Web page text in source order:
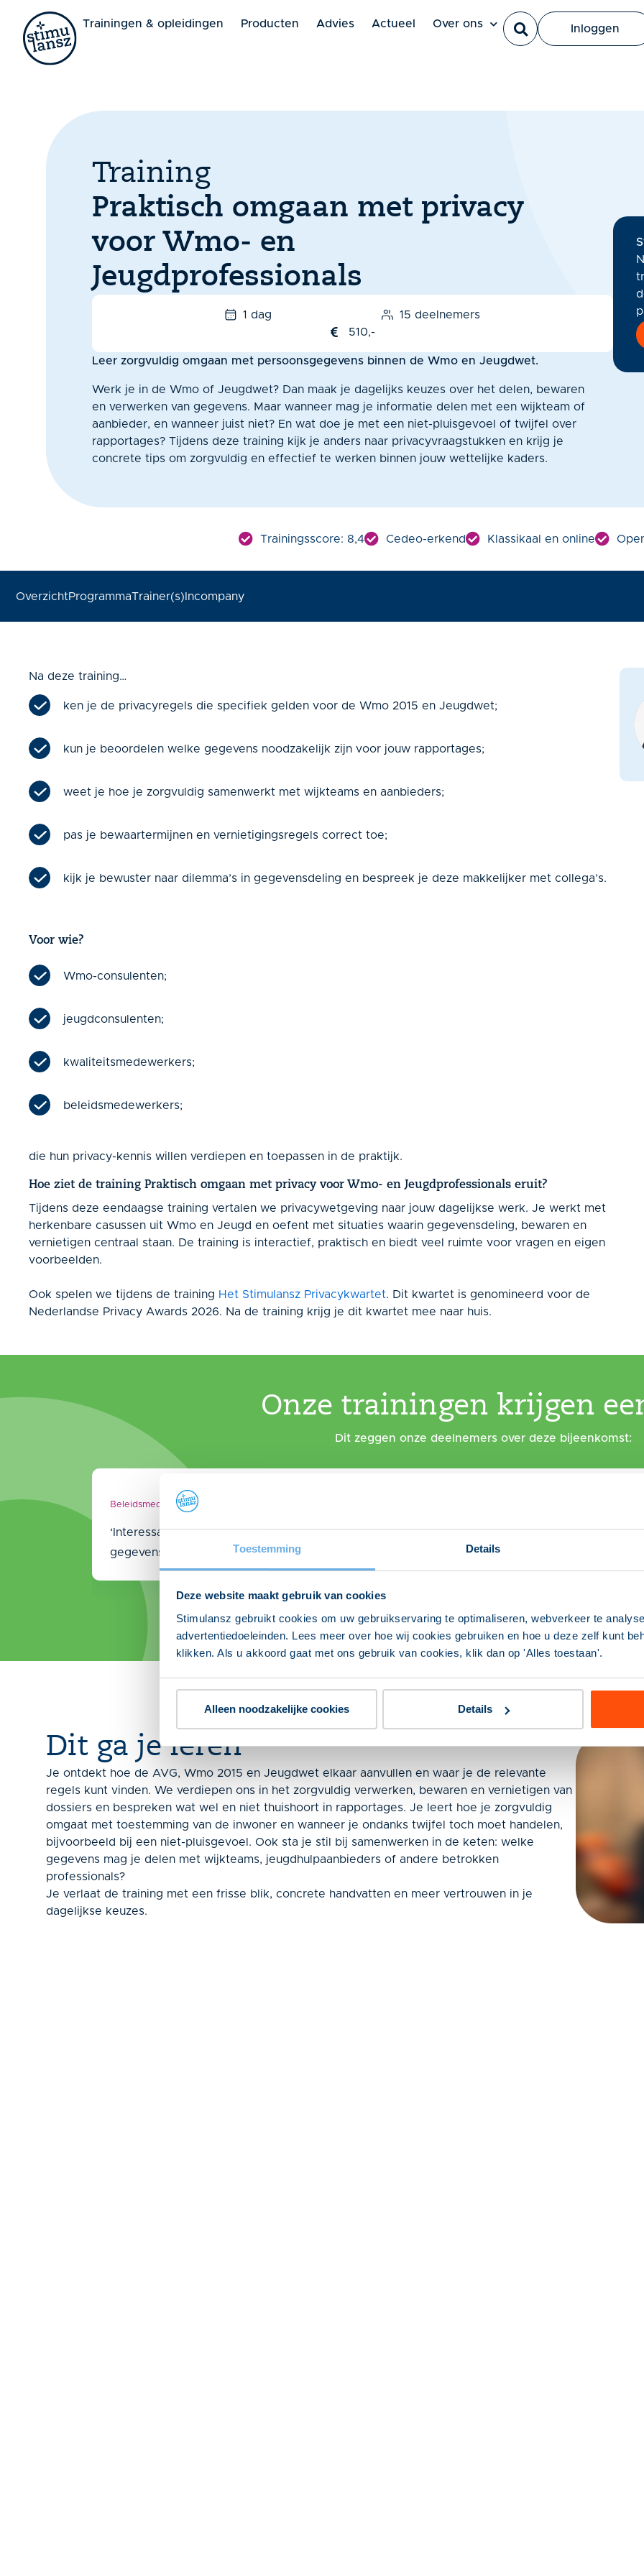
Toestemming Details
Deze website maakt gebruik van cookies
Stimulansz gebruikt cookies om uw gebruikservaring te optimaliseren, webverkeer te
advertentiedoeleinden. Lees meer over hoe wij cookies gebruiken en hoe u deze zelf kunt
klikken. Als u akkoord gaat met ons gebruik van cookies, klik dan op 'Alles toestaan'.
Alleen noodzakelijke cookies Details
Trainingen & opleidingen Producten Advies Actueel Over ons Inloggen
Training
Praktisch omgaan met privacy
voor Wmo- en
Jeugdprofessionals
1 dag
15 deelnemers
510,-
Leer zorgvuldig omgaan met persoonsgegevens binnen de Wmo en Jeugdwet.
Werk je in de Wmo of Jeugdwet? Dan maak je dagelijks keuzes over het delen, bewaren
en verwerken van gegevens. Maar wanneer mag je informatie delen met een wijkteam of
aanbieder, en wanneer juist niet? En wat doe je met een niet-pluisgevoel of twijfel over
rapportages? Tijdens deze training kijk je anders naar privacyvraagstukken en krijg je
concrete tips om zorgvuldig en effectief te werken binnen jouw wettelijke kaders.
Trainingsscore: 8,4 Cedeo-erkend Klassikaal en online
OverzichtProgrammaTrainer(s)Incompany
Na deze training…
ken je de privacyregels die specifiek gelden voor de Wmo 2015 en Jeugdwet;
kun je beoordelen welke gegevens noodzakelijk zijn voor jouw rapportages;
weet je hoe je zorgvuldig samenwerkt met wijkteams en aanbieders;
pas je bewaartermijnen en vernietigingsregels correct toe;
kijk je bewuster naar dilemma’s in gegevensdeling en bespreek je deze makkelijker met collega’s.
Voor wie?
Wmo-consulenten;
jeugdconsulenten;
kwaliteitsmedewerkers;
beleidsmedewerkers;
die hun privacy-kennis willen verdiepen en toepassen in de praktijk.
Hoe ziet de training Praktisch omgaan met privacy voor Wmo- en Jeugdprofessionals eruit?
Tijdens deze eendaagse training vertalen we privacywetgeving naar jouw dagelijkse werk. Je werkt met
herkenbare casussen uit Wmo en Jeugd en oefent met situaties waarin gegevensdeling, bewaren en
vernietigen centraal staan. De training is interactief, praktisch en biedt veel ruimte voor vragen en eigen
voorbeelden.
Ook spelen we tijdens de training Het Stimulansz Privacykwartet. Dit kwartet is genomineerd voor de
Nederlandse Privacy Awards 2026. Na de training krijg je dit kwartet mee naar huis.
Onze trainingen krijgen
Dit zeggen onze deelnemers over deze bijeenkomst:
Beleidsmedewerker
‘Interessante training om de basis te leveren van privacy wetgeving en tools te krijgen over
gegevens mag delen.’
Dit ga je leren
Je ontdekt hoe de AVG, Wmo 2015 en Jeugdwet elkaar aanvullen en waar je de relevante
regels kunt vinden. We verdiepen ons in het zorgvuldig verwerken, bewaren en vernietigen van
dossiers en bespreken wat wel en niet thuishoort in rapportages. Je leert hoe je zorgvuldig
omgaat met toestemming van de inwoner en wanneer je ondanks twijfel toch moet handelen,
bijvoorbeeld bij een niet-pluisgevoel. Ook sta je stil bij samenwerken in de keten: welke
gegevens mag je delen met wijkteams, jeugdhulpaanbieders of andere betrokken
professionals?
Je verlaat de training met een frisse blik, concrete handvatten en meer vertrouwen in je
dagelijkse keuzes.